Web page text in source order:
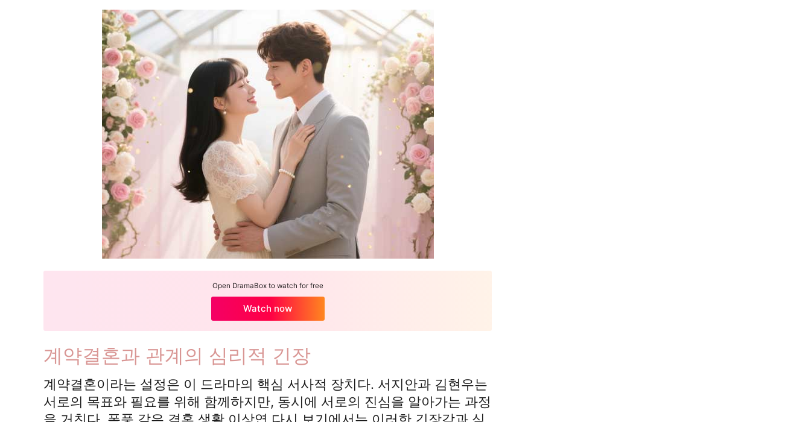
Open DramaBox to watch for free
Watch now
계약결혼과 관계의 심리적 긴장
계약결혼이라는 설정은 이 드라마의 핵심 서사적 장치다. 서지안과 김현우는
서로의 목표와 필요를 위해 함께하지만, 동시에 서로의 진심을 알아가는 과정